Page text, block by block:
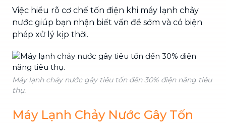
Việc hiểu rõ cơ chế tốn điện khi máy lạnh chảy
nước giúp bạn nhận biết vấn đề sớm và có biện
pháp xử lý kịp thời.
Máy lạnh chảy nước gây tiêu tốn đến 30% điện năng tiêu
thụ.
Máy Lạnh Chảy Nước Gây Tốn